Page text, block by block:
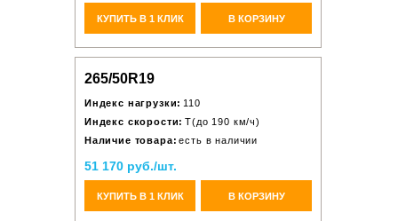
КУПИТЬ В 1 КЛИК В КОРЗИНУ
265/50R19
Индекс нагрузки: 110
Индекс скорости: T(до 190 км/ч)
Наличие товара: есть в наличии
51 170 руб./шт.
КУПИТЬ В 1 КЛИК В КОРЗИНУ